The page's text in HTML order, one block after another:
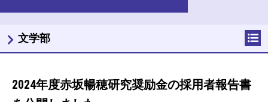
2024年度赤坂暢穂研究奨励金の採用者報告書
文学部